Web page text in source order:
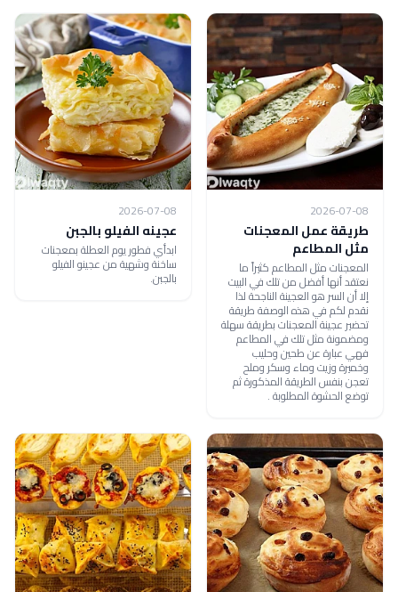
2026-07-08
طريقة عمل المعجنات
مثل المطاعم
المعجنات مثل المطاعم كثيراً ما
نعتقد أنها أفضل من تلك في البيت
إلا أن السر هو العجينة الناجحة لذا
نقدم لكم في هذه الوصفة طريقة
تحضير عجينة المعجنات بطريقة سهلة
ومضمونة مثل تلك في المطاعم
فهي عبارة عن طحين وحليب
وخميرة وزيت وماء وسكر وملح
تعجن بنفس الطريقة المذكورة ثم
توضع الحشوة المطلوبة .
2026-07-08
عجينه الفيلو بالجبن
ابدأي فطور يوم العطلة بمعجنات
ساخنة وشهية من عجينو الفيلو
بالجبن.